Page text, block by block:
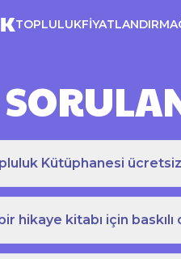
TOPLULUKFIYATLANDIRMA
Kütüphanesi
hikaye kitabı için